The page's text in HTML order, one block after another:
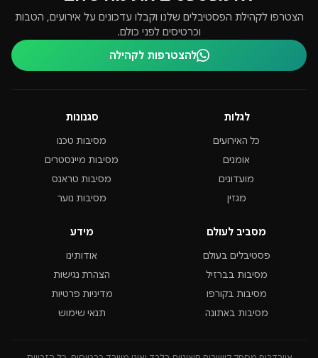
הצטרפו לקהילת הפסטיבלים שלנו וקבלו עדכונים על אירועים, הטבות
וכרטיסים לפני כולם.
להצטרפות לקהילה
לגלות
כל האירועים
אומנים
מועדונים
מגזין
סגנונות
מסיבות טכנו
מסיבות מיינסטרים
מסיבות טראנס
מסיבות נוער
מסביב לעולם
פסטיבלים בעולם
מסיבות בברזיל
מסיבות בקורפו
מסיבות באתונה
מידע
אודותינו
הצהרת נגישות
מדיניות פרטיות
תנאי שימוש